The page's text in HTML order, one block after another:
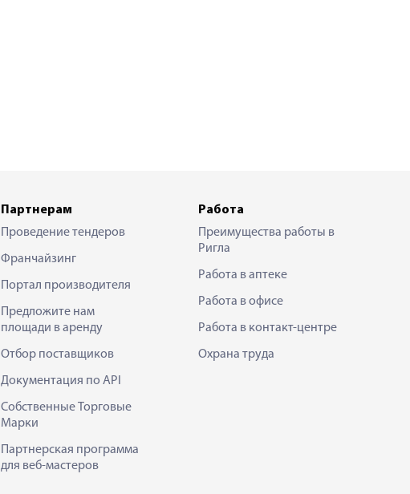
Партнерам
Проведение тендеров
Франчайзинг
Портал производителя
Предложите нам
площади в аренду
Отбор поставщиков
Документация по API
Собственные Торговые
Марки
Партнерская программа
для веб-мастеров
Работа
Преимущества работы в
Ригла
Работа в аптеке
Работа в офисе
Работа в контакт-центре
Охрана труда